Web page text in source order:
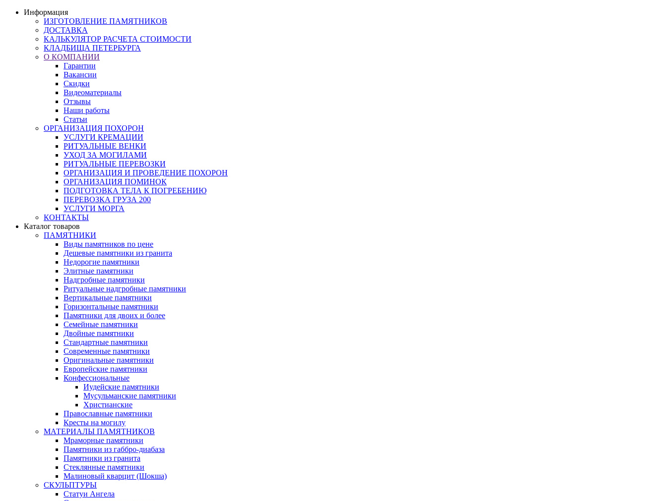
Информация
ИЗГОТОВЛЕНИЕ ПАМЯТНИКОВ
ДОСТАВКА
КАЛЬКУЛЯТОР РАСЧЕТА СТОИМОСТИ
КЛАДБИЩА ПЕТЕРБУРГА
О КОМПАНИИ
Гарантии
Вакансии
Скидки
Видеоматериалы
Отзывы
Наши работы
Статьи
ОРГАНИЗАЦИЯ ПОХОРОН
УСЛУГИ КРЕМАЦИИ
РИТУАЛЬНЫЕ ВЕНКИ
УХОД ЗА МОГИЛАМИ
РИТУАЛЬНЫЕ ПЕРЕВОЗКИ
ОРГАНИЗАЦИЯ И ПРОВЕДЕНИЕ ПОХОРОН
ОРГАНИЗАЦИЯ ПОМИНОК
ПОДГОТОВКА ТЕЛА К ПОГРЕБЕНИЮ
ПЕРЕВОЗКА ГРУЗА 200
УСЛУГИ МОРГА
КОНТАКТЫ
Каталог товаров
ПАМЯТНИКИ
Виды памятников по цене
Дешевые памятники из гранита
Недорогие памятники
Элитные памятники
Надгробные памятники
Ритуальные надгробные памятники
Вертикальные памятники
Горизонтальные памятники
Памятники для двоих и более
Семейные памятники
Двойные памятники
Стандартные памятники
Современные памятники
Оригинальные памятники
Европейские памятники
Конфессиональные
Иудейские памятники
Мусульманские памятники
Христианские
Православные памятники
Кресты на могилу
МАТЕРИАЛЫ ПАМЯТНИКОВ
Мраморные памятники
Памятники из габбро-диабаза
Памятники из гранита
Стеклянные памятники
Малиновый кварцит (Шокша)
СКУЛЬПТУРЫ
Статуи Ангела